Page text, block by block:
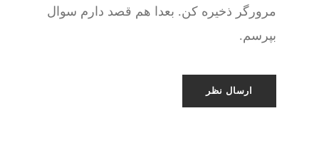
مرورگر ذخیره کن. بعدا هم قصد دارم سوال
بپرسم.